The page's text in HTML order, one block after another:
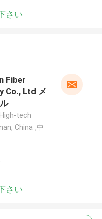
さい
Fiber
Co., Ltd メ
tech
China ,中
さい